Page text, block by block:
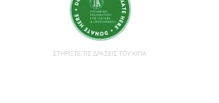
ΣΤΗΡΙΞΤΕ ΤΙΣ ΔΡΑΣΕΙΣ ΤΟΥ ΚΙΠΑ